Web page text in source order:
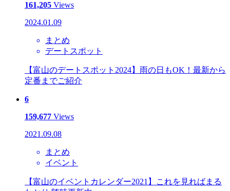
161,205 Views
2024.01.09
まとめ
デートスポット
【富山のデートスポット2024】雨の日もOK！最新から
定番までご紹介
6
159,677 Views
2021.09.08
まとめ
イベント
【富山のイベントカレンダー2021】これを見ればまる